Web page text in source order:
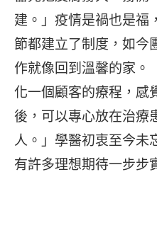
建。」疫情是禍也是福
節都建立了制度，如今
作就像回到溫馨的家。
化一個顧客的療程，感
後，可以專心放在治療
人。」學醫初衷至今未
有許多理想期待一步步